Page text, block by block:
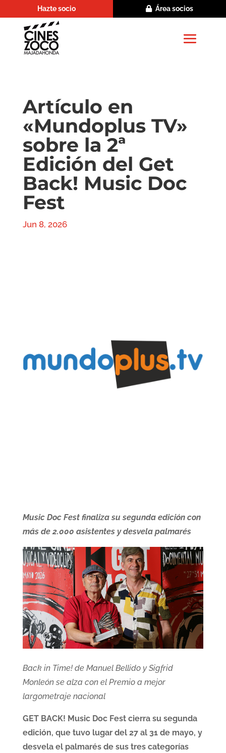
Hazte socio Área socios
Artículo en
«Mundoplus TV»
sobre la 2ª
Edición del Get
Back! Music Doc
Fest
Jun 8, 2026
Music Doc Fest finaliza su segunda edición con
más de 2.000 asistentes y desvela palmarés
Back in Time! de Manuel Bellido y Sigfrid
Monleón se alza con el Premio a mejor
largometraje nacional
GET BACK! Music Doc Fest cierra su segunda
edición, que tuvo lugar del 27 al 31 de mayo, y
desvela el palmarés de sus tres categorías